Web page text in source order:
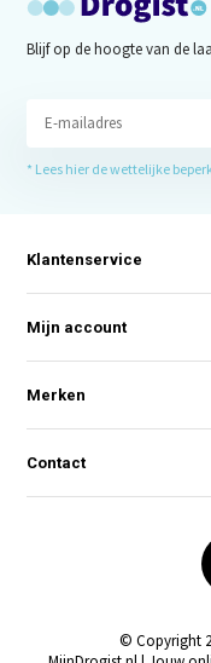
Blijf op de hoogte van de
* Lees hier de wettelijke
Klantenservice
Mijn account
Merken
Contact
© Copyright